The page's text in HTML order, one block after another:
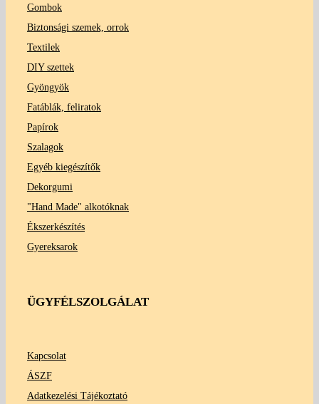
Gombok
Biztonsági szemek, orrok
Textilek
DIY szettek
Gyöngyök
Fatáblák, feliratok
Papírok
Szalagok
Egyéb kiegészítők
Dekorgumi
"Hand Made" alkotóknak
Ékszerkészítés
Gyereksarok
ÜGYFÉLSZOLGÁLAT
Kapcsolat
ÁSZF
Adatkezelési Tájékoztató